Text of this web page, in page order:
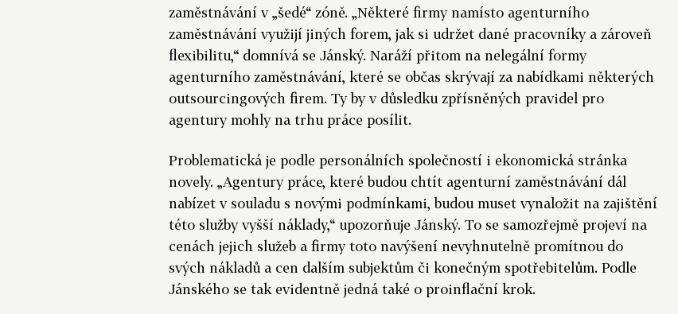
zaměstnávání v „šedé“ zóně. „Některé firmy namísto agenturního
zaměstnávání využijí jiných forem, jak si udržet dané pracovníky a zároveň
flexibilitu,“ domnívá se Jánský. Naráží přitom na nelegální formy
agenturního zaměstnávání, které se občas skrývají za nabídkami některých
outsourcingových firem. Ty by v důsledku zpřísněných pravidel pro
agentury mohly na trhu práce posílit.
Problematická je podle personálních společností i ekonomická stránka
novely. „Agentury práce, které budou chtít agenturní zaměstnávání dál
nabízet v souladu s novými podmínkami, budou muset vynaložit na zajištění
této služby vyšší náklady,“ upozorňuje Jánský. To se samozřejmě projeví na
cenách jejich služeb a firmy toto navýšení nevyhnutelně promítnou do
svých nákladů a cen dalším subjektům či konečným spotřebitelům. Podle
Jánského se tak evidentně jedná také o proinflační krok.